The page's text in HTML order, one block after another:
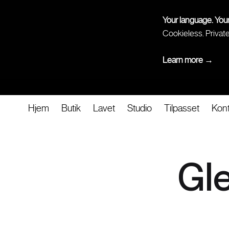
Your language.
Cookieless.
Learn more →
Hjem Butik Lavet Studio Tilpasset